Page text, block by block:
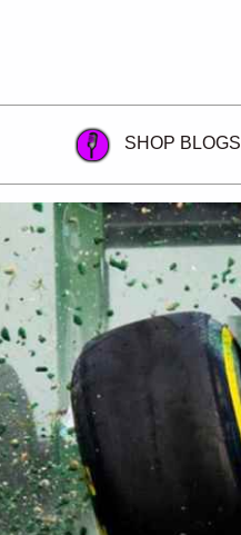
SHOP BLOGS